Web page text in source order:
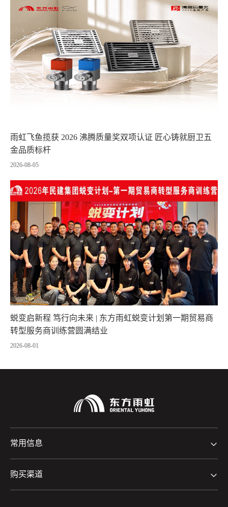
雨虹飞鱼揽获 2026 沸腾质量奖双项认证 匠心铸就厨卫五
金品质标杆
2026-08-05
蜕变启新程 笃行向未来 | 东方雨虹蜕变计划第一期贸易商
转型服务商训练营圆满结业
2026-08-01
常用信息
购买渠道